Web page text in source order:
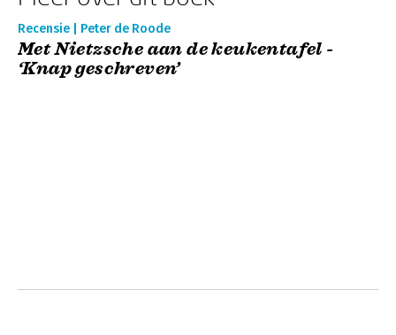
Recensie | Peter de Roode
Met Nietzsche aan de keukentafel -
‘Knap geschreven’